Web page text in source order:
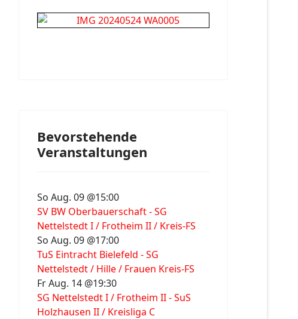
Bevorstehende
Veranstaltungen
So Aug. 09 @15:00
SV BW Oberbauerschaft - SG
Nettelstedt I / Frotheim II / Kreis-FS
So Aug. 09 @17:00
TuS Eintracht Bielefeld - SG
Nettelstedt / Hille / Frauen Kreis-FS
Fr Aug. 14 @19:30
SG Nettelstedt I / Frotheim II - SuS
Holzhausen II / Kreisliga C